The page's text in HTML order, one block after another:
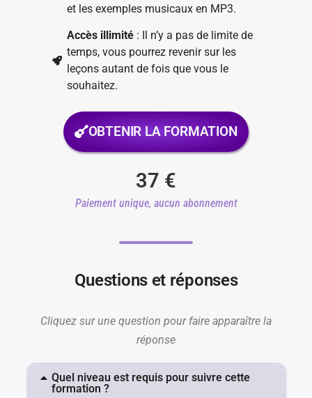
et les exemples musicaux en MP3.
Accès illimité: Il n’y a pas de limite de
temps, vous pourrez revenir sur les
leçons autant de fois que vous le
souhaitez.
OBTENIR LA FORMATION
37 €
Paiement unique, aucun abonnement
Questions et réponses
Cliquez sur une question pour faire apparaître la
réponse
Quel niveau est requis pour suivre cette
formation ?